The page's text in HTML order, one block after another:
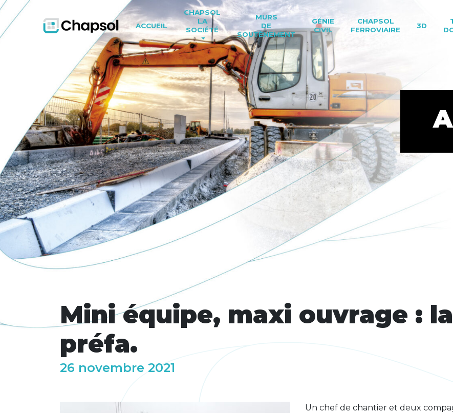
ACCUEIL
CHAPSOL
LA
SOCIÉTÉ
MURS
DE
SOUTÈNEMENT
GÉNIE
CIVIL
CHAPSOL
FERROVIAIRE
3D
Mini équipe, maxi ouvrage :
préfa.
26 novembre 2021
Un chef de chantier et deux